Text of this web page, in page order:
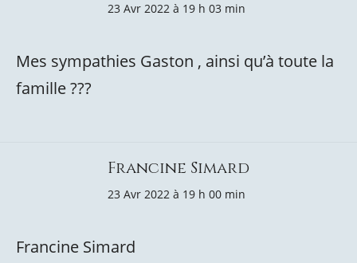
23 Avr 2022 à 19 h 03 min
Mes sympathies Gaston , ainsi qu’à toute la
famille ???
Francine Simard
23 Avr 2022 à 19 h 00 min
Francine Simard